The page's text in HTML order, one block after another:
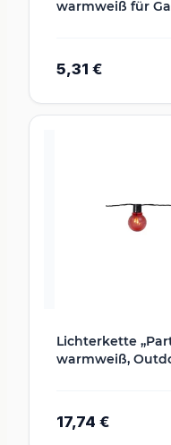
warmweiß für
5,31 €
Lichterkette
warmweiß,
17,74 €